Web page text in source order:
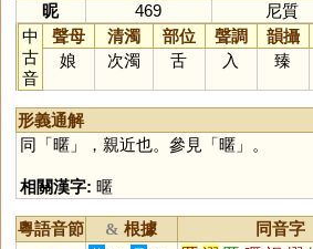
昵
469
尼質
中
古
音
聲母 清濁 部位 聲調 韻攝
娘
次濁 舌 入 臻
形義通解
同「暱」，親近也。參見「暱」。
相關漢字: 暱
粵語音節 & 根據 同音字